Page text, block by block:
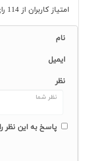
امتیاز کاربران از 114
نام
ایمیل
نظر
پاسخ به این نظر